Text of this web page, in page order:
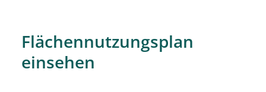
Flächennutzungsplan
einsehen